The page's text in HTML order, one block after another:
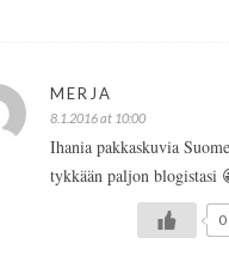
MERJA
8.1.2016 at 10:00
Ihania pakkaskuvia
tykkään paljon blogistasi
0